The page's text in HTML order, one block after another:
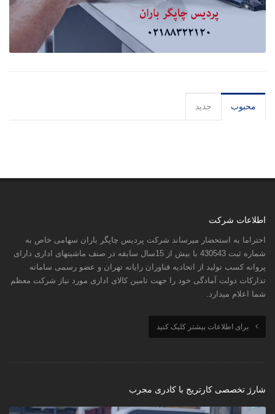
محبوب جدید
اطلاعات شرکت
احتراما به استحضار میرساند شرکت پردیس چاپگر باران سهامی خاص به
شماره ثبت 430543 با بیش از 15سال سابقه در صنف ماشینهای اداری دارای
پروانه کسب تولید از اتحادیه فناوران رایانه تهران و عضو رسمی سامانه
تدارکات دولت آمادگی خود را جهت تامین کالای اداری مورد نیاز شرکت معظم
شما اعلام میدارد.
برای اطلاعات بیشتر کلیک کنید
شارژ تخصصی کارتریج با کادری مجرب